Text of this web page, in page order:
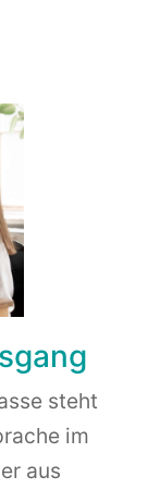
steht
im
aus